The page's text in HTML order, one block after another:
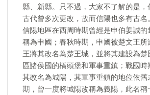
縣、新縣。只不過，大家不了解的是，
古代曾多次更改，故而信陽也多有古名。
信陽地區在西周時期曾經是申伯姜誠的
稱為申國；春秋時期，申國被楚文王所
王將其改名為楚王城，並將其建設為
區諸侯國的橋頭堡和軍事重鎮；戰國
其改名為城陽，其軍事重鎮的地位依舊
期，曾一度將城陽改稱為義陽，此名稱